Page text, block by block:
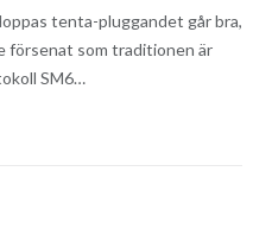
tenta-pluggandet går bra,
försenat som traditionen är
SM6…